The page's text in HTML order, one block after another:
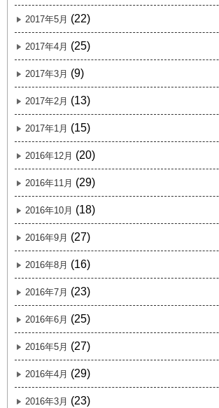
2017年5月 (22)
2017年4月 (25)
2017年3月 (9)
2017年2月 (13)
2017年1月 (15)
2016年12月 (20)
2016年11月 (29)
2016年10月 (18)
2016年9月 (27)
2016年8月 (16)
2016年7月 (23)
2016年6月 (25)
2016年5月 (27)
2016年4月 (29)
2016年3月 (23)